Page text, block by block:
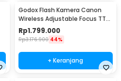
Godox Flash Kamera Canon
Wireless Adjustable Focus TTL
2980mAh 76Ws - V860IIIC
Rp1.799.000
Rp3.176.900 44%
+ Keranjang